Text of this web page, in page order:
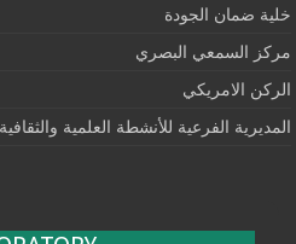
خلية ضمان الجودة
مركز السمعي البصري
الركن الامريكي
المديرية الفرعية للأنشطة العلمية